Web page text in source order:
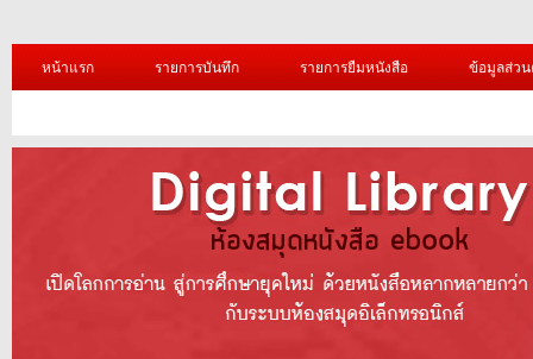
หน้าแรก รายการบันทึก รายการยืมหนังสือ ข้อมูลส่ว